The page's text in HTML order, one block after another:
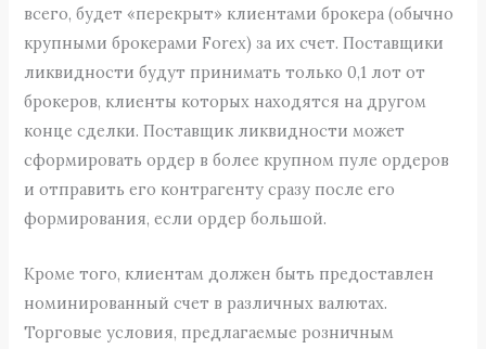
всего, будет «перекрыт» клиентами брокера (обычно
крупными брокерами Forex) за их счет. Поставщики
ликвидности будут принимать только 0,1 лот от
брокеров, клиенты которых находятся на другом
конце сделки. Поставщик ликвидности может
сформировать ордер в более крупном пуле ордеров
и отправить его контрагенту сразу после его
формирования, если ордер большой.
Кроме того, клиентам должен быть предоставлен
номинированный счет в различных валютах.
Торговые условия, предлагаемые розничным